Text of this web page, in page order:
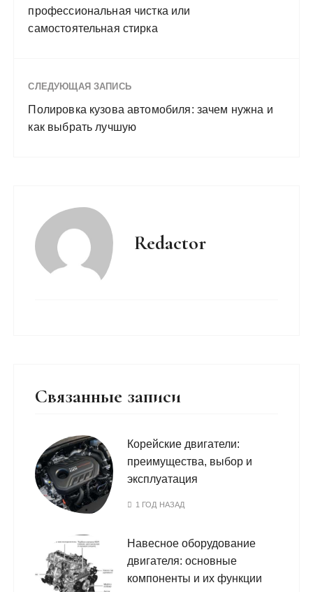
профессиональная чистка или
самостоятельная стирка
СЛЕДУЮЩАЯ ЗАПИСЬ
Полировка кузова автомобиля: зачем нужна и
как выбрать лучшую
Redactor
Связанные записи
Корейские двигатели:
преимущества, выбор и
эксплуатация
1 ГОД НАЗАД
Навесное оборудование
двигателя: основные
компоненты и их функции